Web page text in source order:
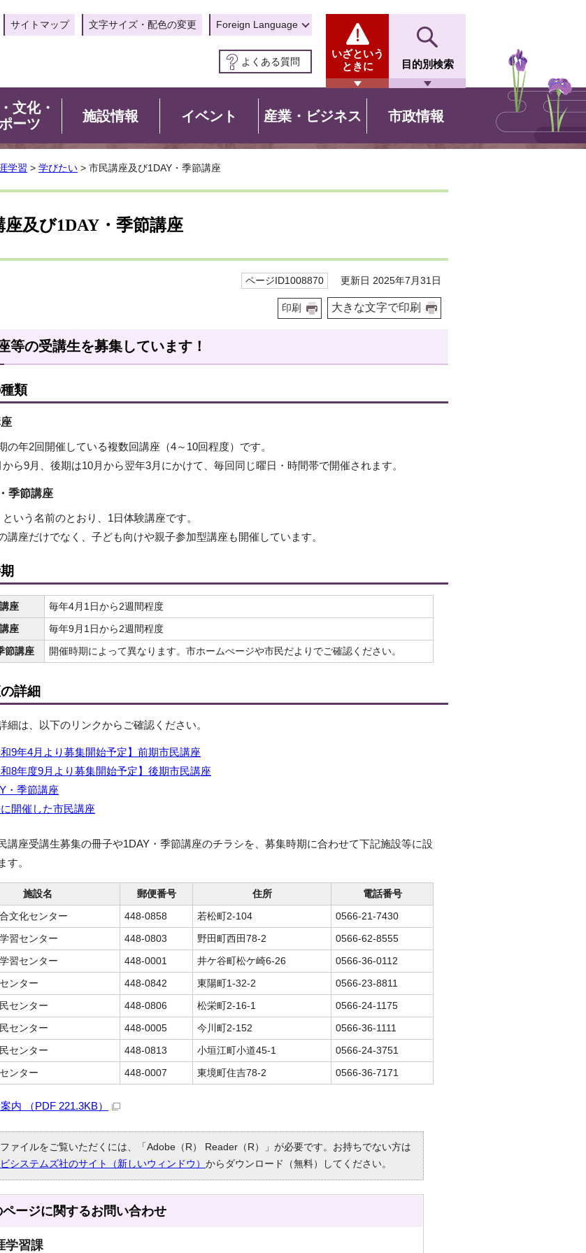
サイトマップ 文字サイズ・配色の変更 Foreign Language
よくある質問
いざという
ときに
目的別検索
文化・
ーツ
施設情報 イベント 産業・ビジネス 市政情報
学習 > 学びたい > 市民講座及び1DAY・季節講座
座及び1DAY・季節講座
ページID1008870 更新日 2025年7月31日
印刷 大きな文字で印刷
等の受講生を募集しています！
類
の年2回開催している複数回講座（4～10回程度）です。
ら9月、後期は10月から翌年3月にかけて、毎回同じ曜日・時間帯で開催されます。
季節講座
という名前のとおり、1日体験講座です。
講座だけでなく、子ども向けや親子参加型講座も開催しています。
座
毎年4月1日から2週間程度
座
毎年9月1日から2週間程度
節講座
開催時期によって異なります。市ホームぺージや市民だよりでご確認ください。
詳細
細は、以下のリンクからご確認ください。
和9年4月より募集開始予定】前期市民講座
和8年度9月より募集開始予定】後期市民講座
・季節講座
開催した市民講座
講座受講生募集の冊子や1DAY・季節講座のチラシを、募集時期に合わせて下記施設等に設
す。
施設名 郵便番号 住所
電話番号
文化センター
448-0858 若松町2-104
0566-21-7430
習センター
448-0803 野田町西田78-2
0566-62-8555
習センター
448-0001 井ケ谷町松ケ崎6-26
0566-36-0112
ンター
448-0842 東陽町1-32-2
0566-23-8811
センター
448-0806 松栄町2-16-1
0566-24-1175
センター
448-0005 今川町2-152
0566-36-1111
センター
448-0813 小垣江町小道45-1
0566-24-3751
ンター
448-0007 東境町住吉78-2 0566-36-7171
内 （PDF 221.3KB）
ァイルをご覧いただくには、「Adobe（R） Reader（R）」が必要です。お持ちでない方は
システムズ社のサイト（新しいウィンドウ） からダウンロード（無料）してください。
ページに関するお問い合わせ
学習課